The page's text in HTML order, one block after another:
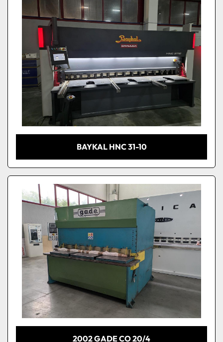
BAYKAL HNC 31-10
2002 GADE CO 20/4